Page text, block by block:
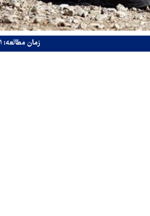
زمان مطالعه: ۱ دقیقه